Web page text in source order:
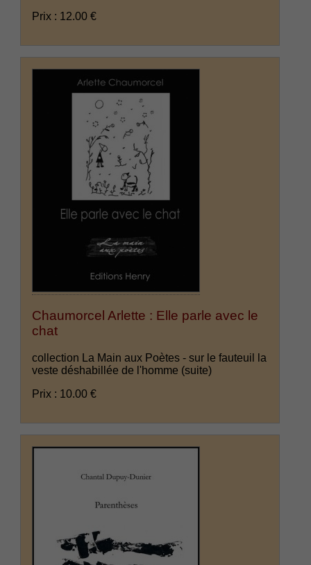
Prix : 12.00 €
Chaumorcel Arlette : Elle parle avec le
chat
collection La Main aux Poètes - sur le fauteuil la
veste déshabillée de l'homme (suite)
Prix : 10.00 €